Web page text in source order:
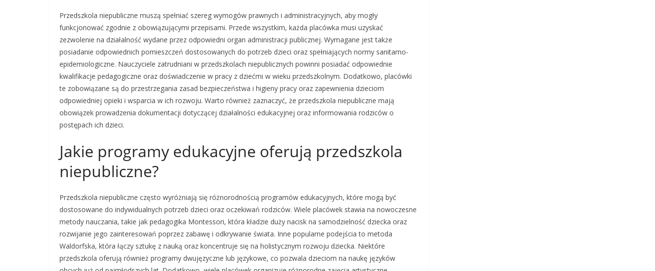
Przedszkola niepubliczne muszą spełniać szereg wymogów prawnych i administracyjnych, aby mogły
funkcjonować zgodnie z obowiązującymi przepisami. Przede wszystkim, każda placówka musi uzyskać
zezwolenie na działalność wydane przez odpowiedni organ administracji publicznej. Wymagane jest także
posiadanie odpowiednich pomieszczeń dostosowanych do potrzeb dzieci oraz spełniających normy sanitarno-
epidemiologiczne. Nauczyciele zatrudniani w przedszkolach niepublicznych powinni posiadać odpowiednie
kwalifikacje pedagogiczne oraz doświadczenie w pracy z dziećmi w wieku przedszkolnym. Dodatkowo, placówki
te zobowiązane są do przestrzegania zasad bezpieczeństwa i higieny pracy oraz zapewnienia dzieciom
odpowiedniej opieki i wsparcia w ich rozwoju. Warto również zaznaczyć, że przedszkola niepubliczne mają
obowiązek prowadzenia dokumentacji dotyczącej działalności edukacyjnej oraz informowania rodziców o
postępach ich dzieci.
Jakie programy edukacyjne oferują przedszkola
niepubliczne?
Przedszkola niepubliczne często wyróżniają się różnorodnością programów edukacyjnych, które mogą być
dostosowane do indywidualnych potrzeb dzieci oraz oczekiwań rodziców. Wiele placówek stawia na nowoczesne
metody nauczania, takie jak pedagogika Montessori, która kładzie duży nacisk na samodzielność dziecka oraz
rozwijanie jego zainteresowań poprzez zabawę i odkrywanie świata. Inne popularne podejścia to metoda
Waldorfska, która łączy sztukę z nauką oraz koncentruje się na holistycznym rozwoju dziecka. Niektóre
przedszkola oferują również programy dwujęzyczne lub językowe, co pozwala dzieciom na naukę języków